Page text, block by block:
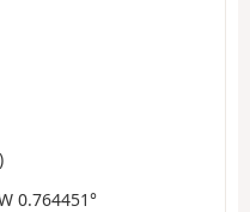
0.764451°